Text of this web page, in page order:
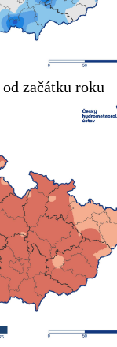
od začátku roku